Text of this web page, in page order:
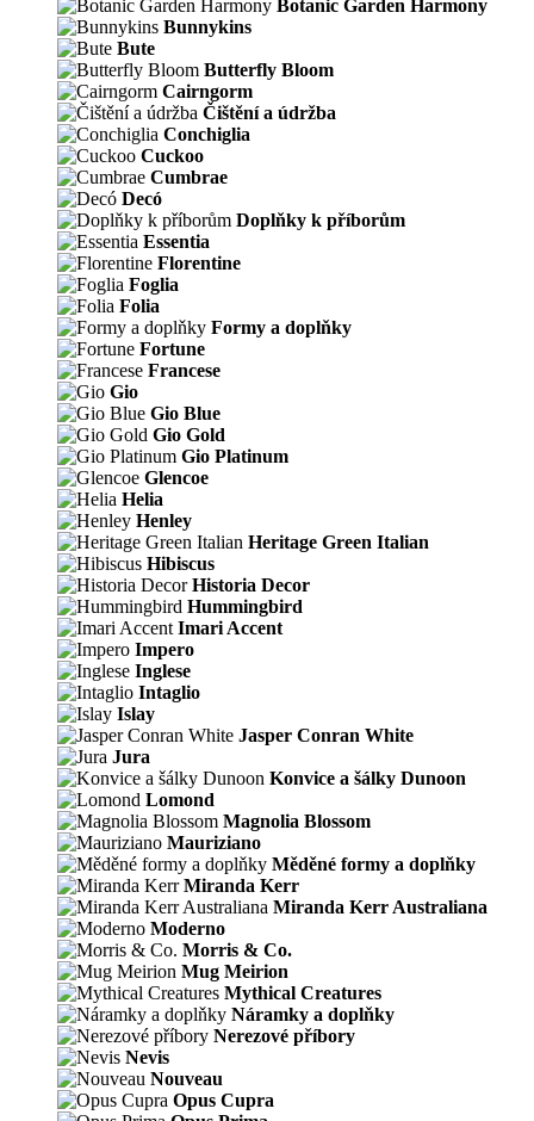
Botanic Garden Harmony
Bunnykins
Bute
Butterfly Bloom
Cairngorm
Čištění a údržba
Conchiglia
Cuckoo
Cumbrae
Decó
Doplňky k příborům
Essentia
Florentine
Foglia
Folia
Formy a doplňky
Fortune
Francese
Gio
Gio Blue
Gio Gold
Gio Platinum
Glencoe
Helia
Henley
Heritage Green Italian
Hibiscus
Historia Decor
Hummingbird
Imari Accent
Impero
Inglese
Intaglio
Islay
Jasper Conran White
Jura
Konvice a šálky Dunoon
Lomond
Magnolia Blossom
Mauriziano
Měděné formy a doplňky
Miranda Kerr
Miranda Kerr Australiana
Moderno
Morris & Co.
Mug Meirion
Mythical Creatures
Náramky a doplňky
Nerezové příbory
Nevis
Nouveau
Opus Cupra